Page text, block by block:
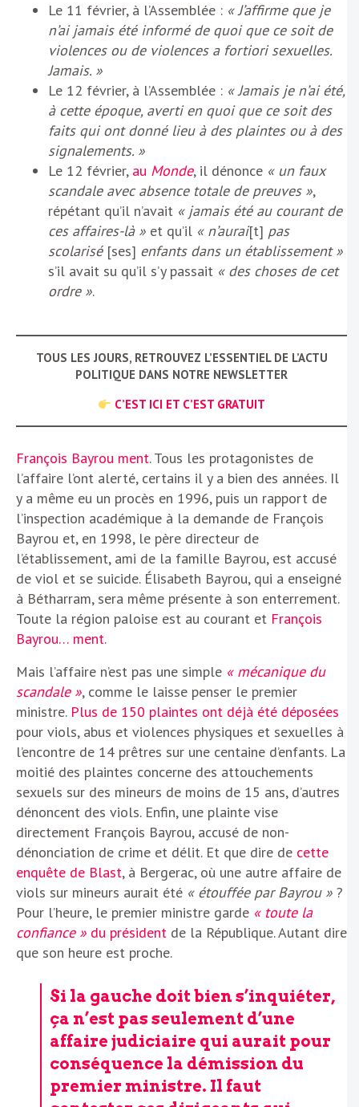
Le 11 février, à l’Assemblée : « J’affirme que je
n’ai jamais été informé de quoi que ce soit de
violences ou de violences a fortiori sexuelles.
Jamais. »
Le 12 février, à l’Assemblée : « Jamais je n’ai été,
à cette époque, averti en quoi que ce soit des
faits qui ont donné lieu à des plaintes ou à des
signalements. »
Le 12 février, au Monde, il dénonce « un faux
scandale avec absence totale de preuves »,
répétant qu’il n’avait « jamais été au courant de
ces affaires-là » et qu’il « n’aurai[t] pas
scolarisé [ses] enfants dans un établissement »
s’il avait su qu’il s’y passait « des choses de cet
ordre ».
TOUS LES JOURS, RETROUVEZ L’ESSENTIEL DE L’ACTU
POLITIQUE DANS NOTRE NEWSLETTER
C’EST ICI ET C’EST GRATUIT
François Bayrou ment. Tous les protagonistes de
l’affaire l’ont alerté, certains il y a bien des années. Il
y a même eu un procès en 1996, puis un rapport de
l’inspection académique à la demande de François
Bayrou et, en 1998, le père directeur de
l’établissement, ami de la famille Bayrou, est accusé
de viol et se suicide. Élisabeth Bayrou, qui a enseigné
à Bétharram, sera même présente à son enterrement.
Toute la région paloise est au courant et François
Bayrou… ment.
Mais l’affaire n’est pas une simple « mécanique du
scandale », comme le laisse penser le premier
ministre. Plus de 150 plaintes ont déjà été déposées
pour viols, abus et violences physiques et sexuelles à
l’encontre de 14 prêtres sur une centaine d’enfants. La
moitié des plaintes concerne des attouchements
sexuels sur des mineurs de moins de 15 ans, d’autres
dénoncent des viols. Enfin, une plainte vise
directement François Bayrou, accusé de non-
dénonciation de crime et délit. Et que dire de cette
enquête de Blast, à Bergerac, où une autre affaire de
viols sur mineurs aurait été « étouffée par Bayrou » ?
Pour l’heure, le premier ministre garde « toute la
confiance » du président de la République. Autant dire
que son heure est proche.
Si la gauche doit bien s’inquiéter,
ça n’est pas seulement d’une
affaire judiciaire qui aurait pour
conséquence la démission du
premier ministre. Il faut